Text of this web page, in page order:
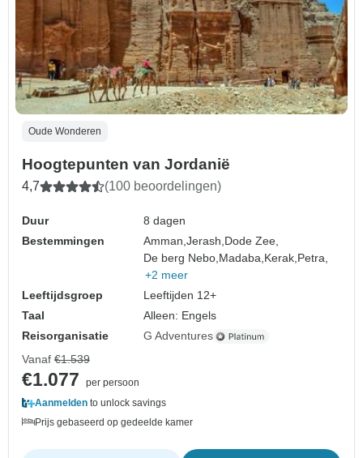
Oude Wonderen
Hoogtepunten van Jordanië
4,7 (100 beoordelingen)
Duur
8 dagen
Bestemmingen
Amman,Jerash,Dode Zee,
De berg Nebo,Madaba,Kerak,Petra,
+2 meer
Leeftijdsgroep
Leeftijden 12+
Taal
Alleen: Engels
Reisorganisatie
G Adventures
Vanaf €1.539
€1.077
per persoon
Aanmelden to unlock savings
Prijs gebaseerd op gedeelde kamer